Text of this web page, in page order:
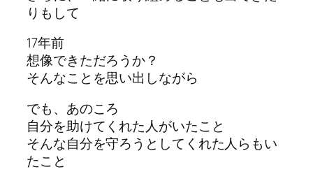
りもして
17年前
想像できただろうか？
そんなことを思い出しながら
でも、あのころ
自分を助けてくれた人がいたこと
そんな自分を守ろうとしてくれた人らもい
たこと